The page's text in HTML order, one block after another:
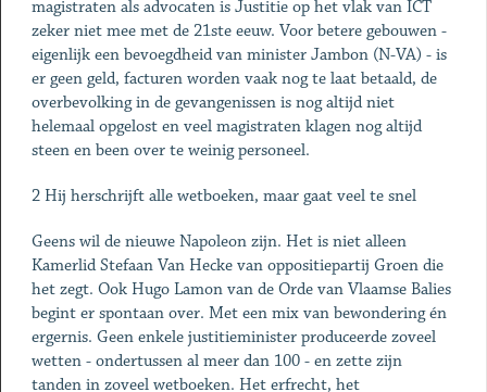
magistraten als advocaten is Justitie op het vlak van ICT
zeker niet mee met de 21ste eeuw. Voor betere gebouwen -
eigenlijk een bevoegdheid van minister Jambon (N-VA) - is
er geen geld, facturen worden vaak nog te laat betaald, de
overbevolking in de gevangenissen is nog altijd niet
helemaal opgelost en veel ­magistraten klagen nog altijd
steen en been over te weinig personeel.
2 Hij herschrijft alle ­wetboeken, maar gaat veel te snel
Geens wil de nieuwe Napoleon zijn. Het is niet alleen
Kamerlid Stefaan Van Hecke van oppositiepartij Groen die
het zegt. Ook Hugo Lamon van de Orde van Vlaamse Balies
begint er spontaan over. Met een mix van bewondering én
ergernis. Geen enkele justitieminister produceerde zoveel
wetten - ondertussen al meer dan 100 - en zette zijn
tanden in zoveel wetboeken. Het erfrecht, het